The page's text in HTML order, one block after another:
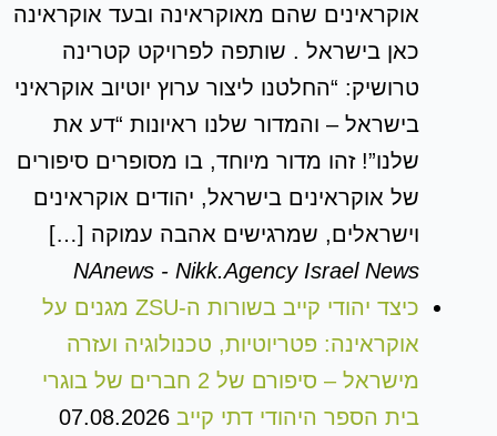
אוקראינים שהם מאוקראינה ובעד אוקראינה
כאן בישראל . שותפה לפרויקט קטרינה
טרושיק: “החלטנו ליצור ערוץ יוטיוב אוקראיני
בישראל – והמדור שלנו ראיונות “דע את
שלנו”! זהו מדור מיוחד, בו מסופרים סיפורים
של אוקראינים בישראל, יהודים אוקראינים
וישראלים, שמרגישים אהבה עמוקה […]
NAnews - Nikk.Agency Israel News
כיצד יהודי קייב בשורות ה-ZSU מגנים על
אוקראינה: פטריוטיות, טכנולוגיה ועזרה
מישראל – סיפורם של 2 חברים של בוגרי
בית הספר היהודי דתי קייב 07.08.2026